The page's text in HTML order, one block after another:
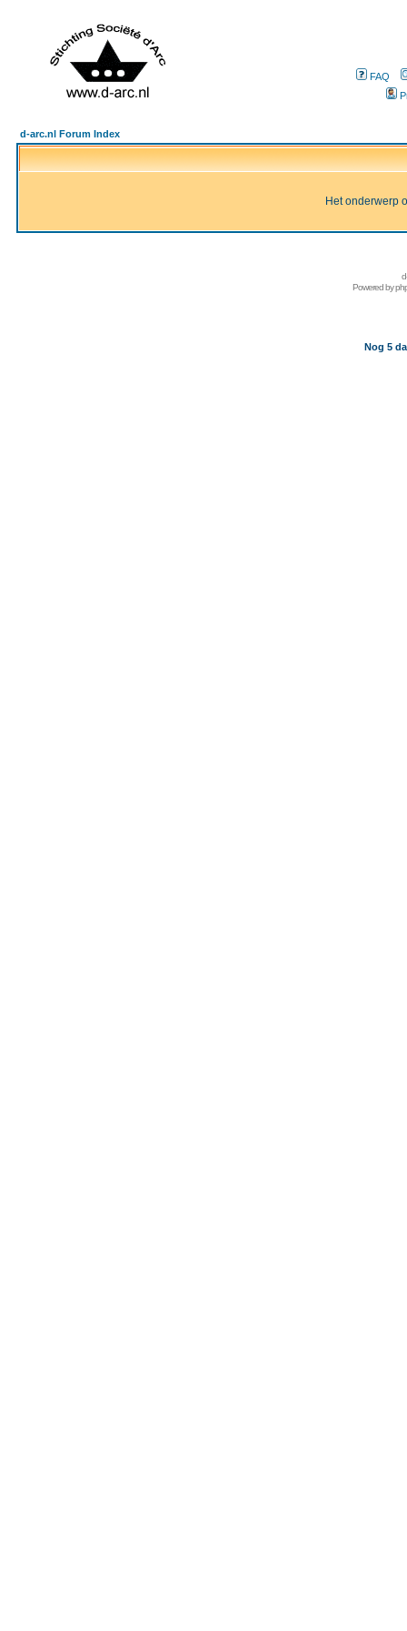
FAQ
d-arc.nl Forum Index
Het onderwerp
Powered by
Nog 5